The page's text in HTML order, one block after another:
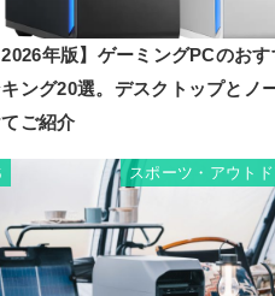
年版】ゲーミングPCのおす
ング20選。デスクトップとノ
ご紹介
スポーツ・アウト